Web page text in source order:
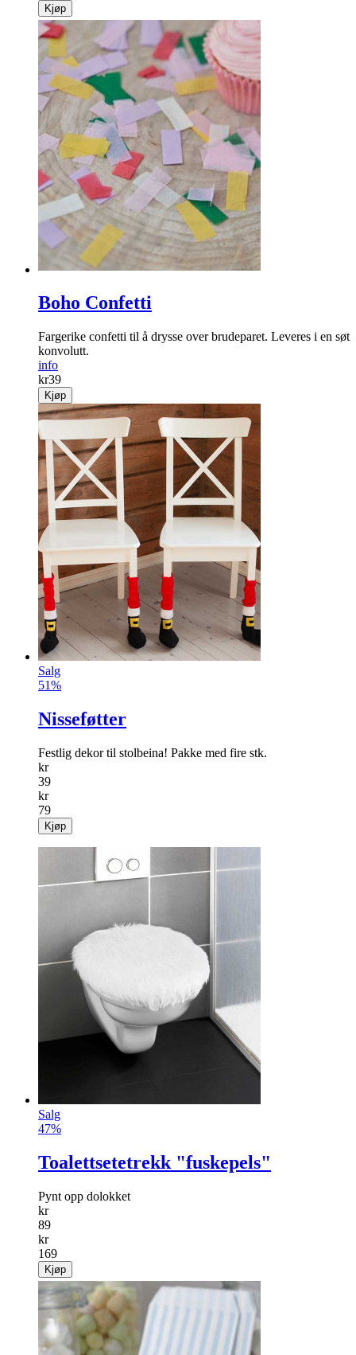
Kjøp
Boho Confetti
Fargerike confetti til å drysse over brudeparet. Leveres i en søt
konvolutt.
info
kr39
Kjøp
Salg
51%
Nisseføtter
Festlig dekor til stolbeina! Pakke med fire stk.
kr
39
kr
79
Kjøp
Salg
47%
Toalettsetetrekk "fuskepels"
Pynt opp dolokket
kr
89
kr
169
Kjøp